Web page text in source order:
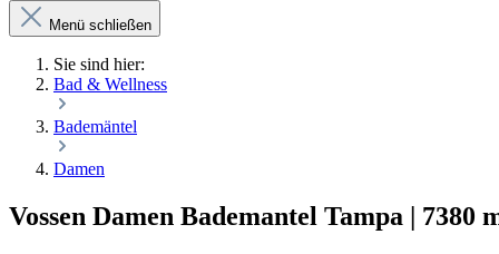
Menü schließen
Sie sind hier:
Bad & Wellness
Bademäntel
Damen
Vossen Damen Bademantel Tampa | 7380